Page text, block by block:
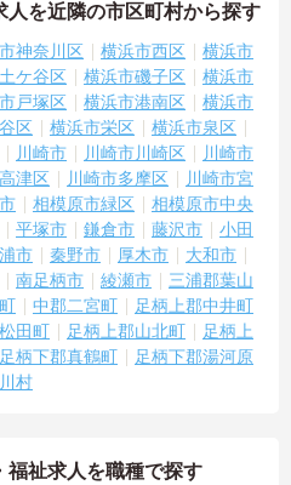
人を近隣の市区町村から探す
神奈川区 横浜市西区
横浜市
ケ谷区 横浜市磯子区
横浜市
戸塚区 横浜市港南区
横浜市
区 横浜市栄区
横浜市泉区
川崎市 川崎市川崎区
川崎市
津区 川崎市多摩区
川崎市宮
相模原市緑区
相模原市中央
平塚市 鎌倉市 藤沢市
小田
市 秦野市 厚木市
大和市
南足柄市 綾瀬市
三浦郡葉山
中郡二宮町
足柄上郡中井町
田町 足柄上郡山北町
足柄上
足柄下郡真鶴町
足柄下郡湯河原
村
福祉求人を職種で探す